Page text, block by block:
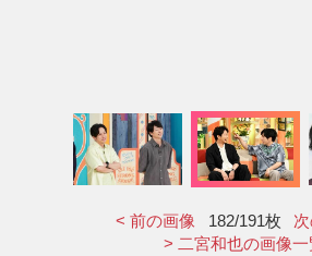
< 前の画像 182/191枚
> 二宮和也の画像一